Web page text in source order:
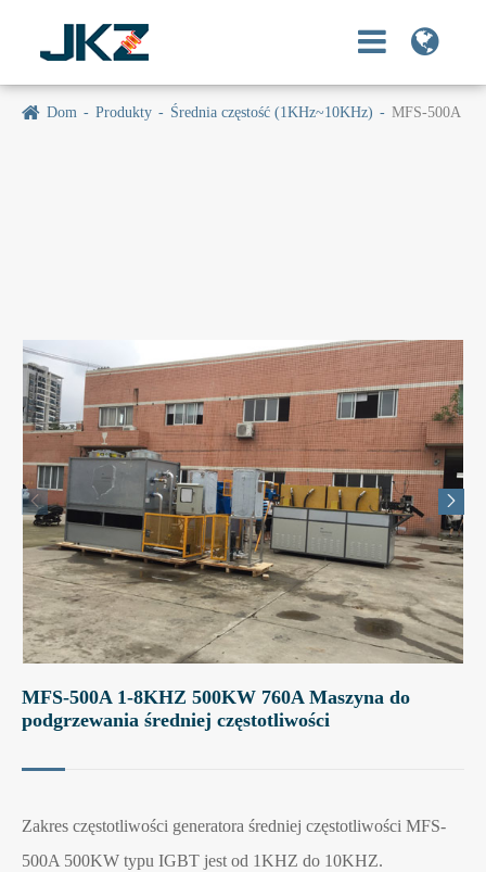
Dom Produkty Średnia częstość (1KHz~10KHz) MFS-500A
 
MFS-500A 1-8KHZ 500KW 760A Maszyna do
podgrzewania średniej częstotliwości
Zakres częstotliwości generatora średniej częstotliwości MFS-
500A 500KW typu IGBT jest od 1KHZ do 10KHZ.